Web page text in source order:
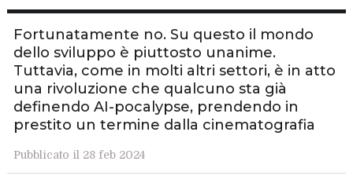
Fortunatamente no. Su questo il mondo
dello sviluppo è piuttosto unanime.
Tuttavia, come in molti altri settori, è in atto
una rivoluzione che qualcuno sta già
definendo AI-pocalypse, prendendo in
prestito un termine dalla cinematografia
Pubblicato il 28 feb 2024